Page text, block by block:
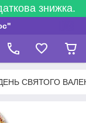
знижка.
СВЯТОГО